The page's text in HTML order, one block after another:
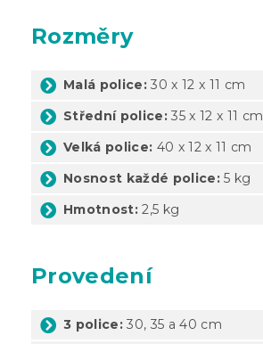
Rozměry
Malá police: 30 x 12 x 11 cm
Střední police: 35 x 12 x 11 cm
Velká police: 40 x 12 x 11 cm
Nosnost každé police: 5 kg
Hmotnost: 2,5 kg
Provedení
3 police: 30, 35 a 40 cm